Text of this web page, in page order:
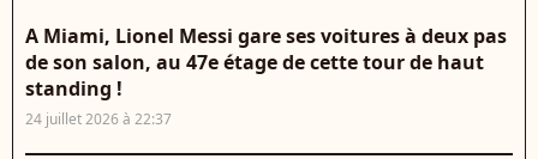
A Miami, Lionel Messi gare ses voitures à deux pas
de son salon, au 47e étage de cette tour de haut
standing !
24 juillet 2026 à 22:37